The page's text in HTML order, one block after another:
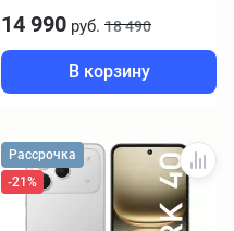
14 990 руб. 18 490
В корзину
Рассрочка
-21%